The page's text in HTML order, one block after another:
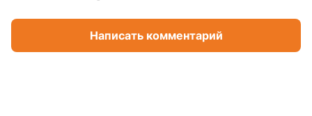
Написать комментарий